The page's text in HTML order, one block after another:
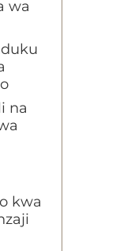
wa
na
kwa